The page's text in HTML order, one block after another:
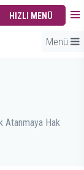
HIZLI MENÜ
Menü
Atanmaya Hak